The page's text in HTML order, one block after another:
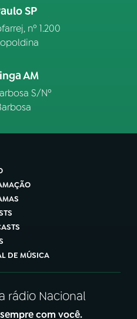
SP
nº 1.200
AM
S/Nº
DE MÚSICA
rádio Nacional
com você.